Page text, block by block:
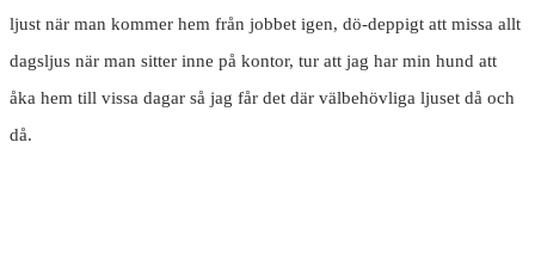
ljust när man kommer hem från jobbet igen, dö-deppigt att missa allt
dagsljus när man sitter inne på kontor, tur att jag har min hund att
åka hem till vissa dagar så jag får det där välbehövliga ljuset då och
då.